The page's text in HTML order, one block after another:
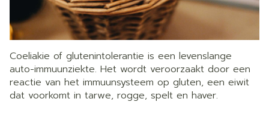
Coeliakie of glutenintolerantie is een levenslange
auto-immuunziekte. Het wordt veroorzaakt door een
reactie van het immuunsysteem op gluten, een eiwit
dat voorkomt in tarwe, rogge, spelt en haver.